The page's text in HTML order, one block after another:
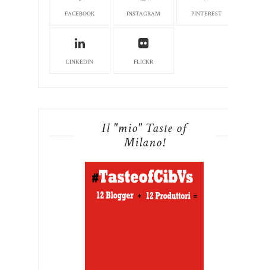
FACEBOOK INSTAGRAM PINTEREST
LINKEDIN FLICKR
Il "mio" Taste of
Milano!